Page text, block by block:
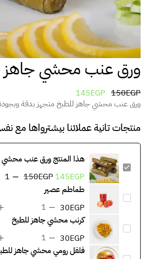
ورق عنب محشي جاهز
150EGP
145EGP
ورق عنب محشي جاهز للطبخ متجهز بدقة
منتجات تانية عملائنا بيشترواها مع
هذا المنتجورق عنب محشي
150EGP 145EGP
طماطم عصير
30EGP
كرنب محشي جاهز للطبخ
30EGP
فلفل رومي محشي جاهز